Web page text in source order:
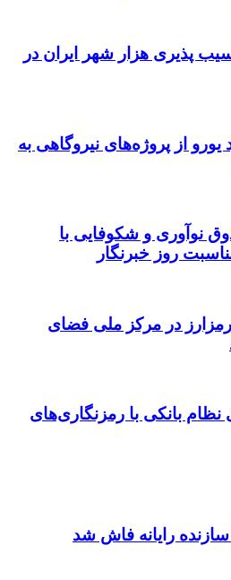
پذیری هزار شهر ایران در
میلیارد یورو از پروژه‌های نیروگاهی به
نوآوری و شکوفایی با
روز خبرنگار
در مرکز ملی فضای
بانکی با رمزنگاری‌های
رایانه فاش شد